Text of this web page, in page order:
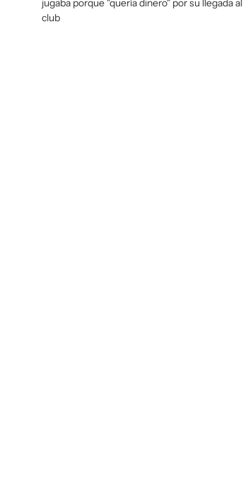
jugaba porque "quería dinero" por su llegada al
club